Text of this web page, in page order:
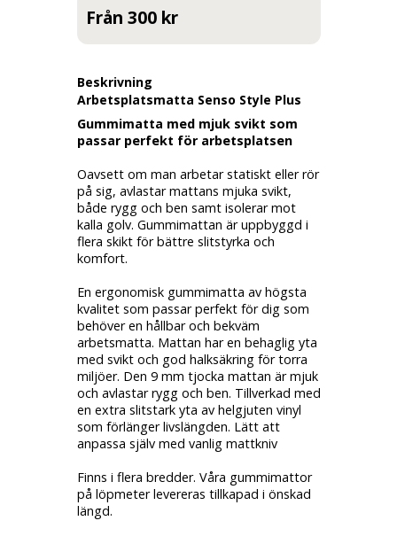
Från 300 kr
Beskrivning
Arbetsplatsmatta Senso Style Plus
Gummimatta med mjuk svikt som
passar perfekt för arbetsplatsen
Oavsett om man arbetar statiskt eller rör
på sig, avlastar mattans mjuka svikt,
både rygg och ben samt isolerar mot
kalla golv. Gummimattan är uppbyggd i
flera skikt för bättre slitstyrka och
komfort.
En ergonomisk gummimatta av högsta
kvalitet som passar perfekt för dig som
behöver en hållbar och bekväm
arbetsmatta. Mattan har en behaglig yta
med svikt och god halksäkring för torra
miljöer. Den 9 mm tjocka mattan är mjuk
och avlastar rygg och ben. Tillverkad med
en extra slitstark yta av helgjuten vinyl
som förlänger livslängden. Lätt att
anpassa själv med vanlig mattkniv
Finns i flera bredder. Våra gummimattor
på löpmeter levereras tillkapad i önskad
längd.